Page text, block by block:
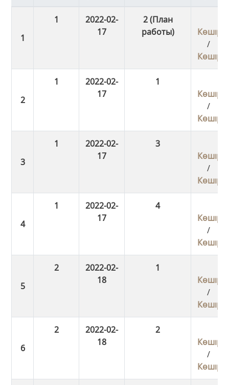
1
2022-02-
17
2 (План
работы)
Көшіру
/
Көшіру
1
2022-02-
17
1
Көшіру
/
Көшіру
1
2022-02-
17
3
Көшіру
/
Көшіру
1
2022-02-
17
4
Көшіру
/
Көшіру
2
2022-02-
18
1
Көшіру
/
Көшіру
2
2022-02-
18
2
Көшіру
/
Көшіру